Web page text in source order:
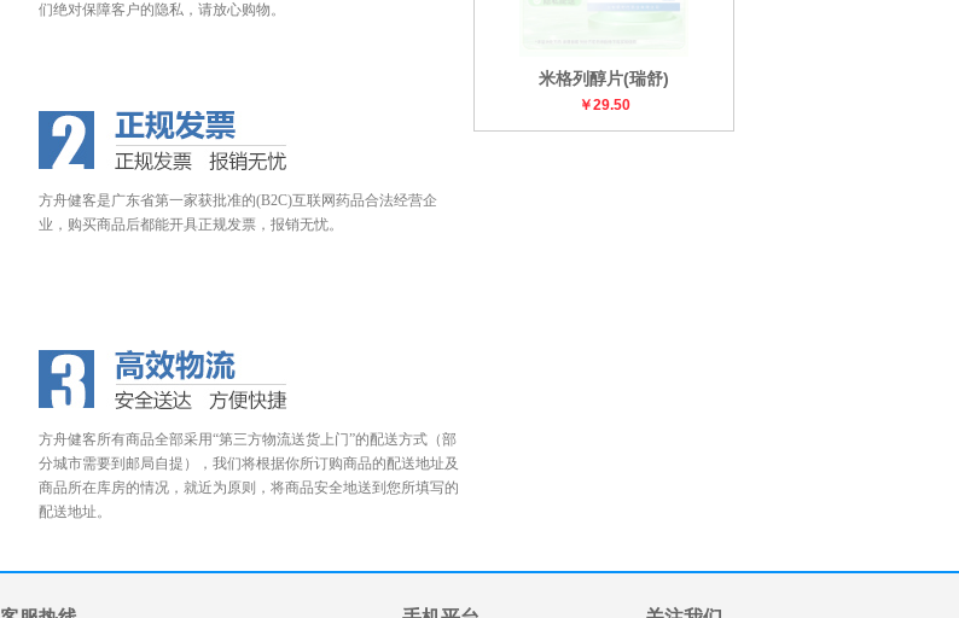
们绝对保障客户的隐私，请放心购物。
方舟健客是广东省第一家获批准的(B2C)互联网药品合法经营企
业，购买商品后都能开具正规发票，报销无忧。
方舟健客所有商品全部采用“第三方物流送货上门”的配送方式（部
分城市需要到邮局自提），我们将根据你所订购商品的配送地址及
商品所在库房的情况，就近为原则，将商品安全地送到您所填写的
配送地址。
米格列醇片(瑞舒)
￥29.50